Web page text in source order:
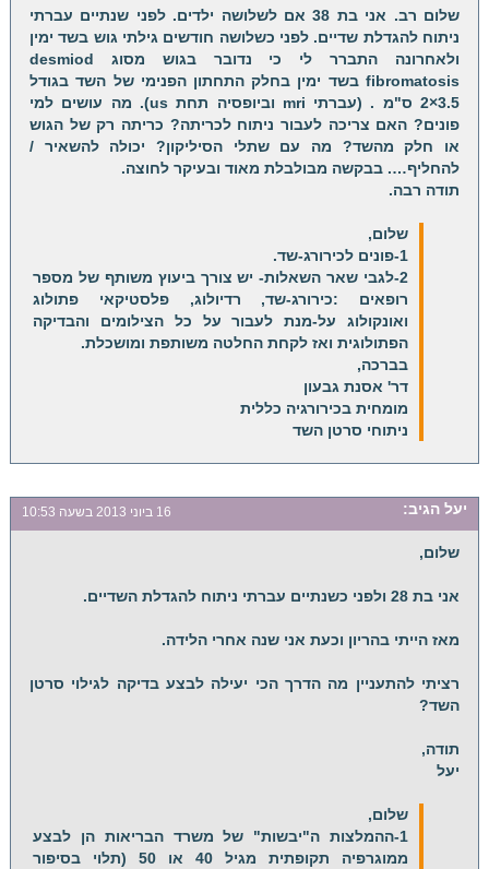
שלום רב. אני בת 38 אם לשלושה ילדים. לפני שנתיים עברתי
ניתוח להגדלת שדיים. לפני כשלושה חודשים גילתי גוש בשד ימין
ולאחרונה התברר לי כי נדובר בגוש מסוג desmiod
fibromatosis בשד ימין בחלק התחתון הפנימי של השד בגודל
3.5×2 ס"מ . (עברתי mri וביופסיה תחת us). מה עושים למי
פונים? האם צריכה לעבור ניתוח לכריתה? כריתה רק של הגוש
או חלק מהשד? מה עם שתלי הסיליקון? יכולה להשאיר /
להחליף…. בבקשה מבולבלת מאוד ובעיקר לחוצה.
תודה רבה.
שלום,
1-פונים לכירורג-שד.
2-לגבי שאר השאלות- יש צורך ביעוץ משותף של מספר
רופאים :כירורג-שד, רדיולוג, פלסטיקאי פתולוג
ואונקולוג על-מנת לעבור על כל הצילומים והבדיקה
הפתולוגית ואז לקחת החלטה משותפת ומושכלת.
בברכה,
דר' אסנת גבעון
מומחית בכירורגיה כללית
ניתוחי סרטן השד
יעל הגיב: 16 ביוני 2013 בשעה 10:53
שלום,
אני בת 28 ולפני כשנתיים עברתי ניתוח להגדלת השדיים.
מאז הייתי בהריון וכעת אני שנה אחרי הלידה.
רציתי להתעניין מה הדרך הכי יעילה לבצע בדיקה לגילוי סרטן
השד?
תודה,
יעל
שלום,
1-ההמלצות ה"יבשות" של משרד הבריאות הן לבצע
ממוגרפיה תקופתית מגיל 40 או 50 (תלוי בסיפור